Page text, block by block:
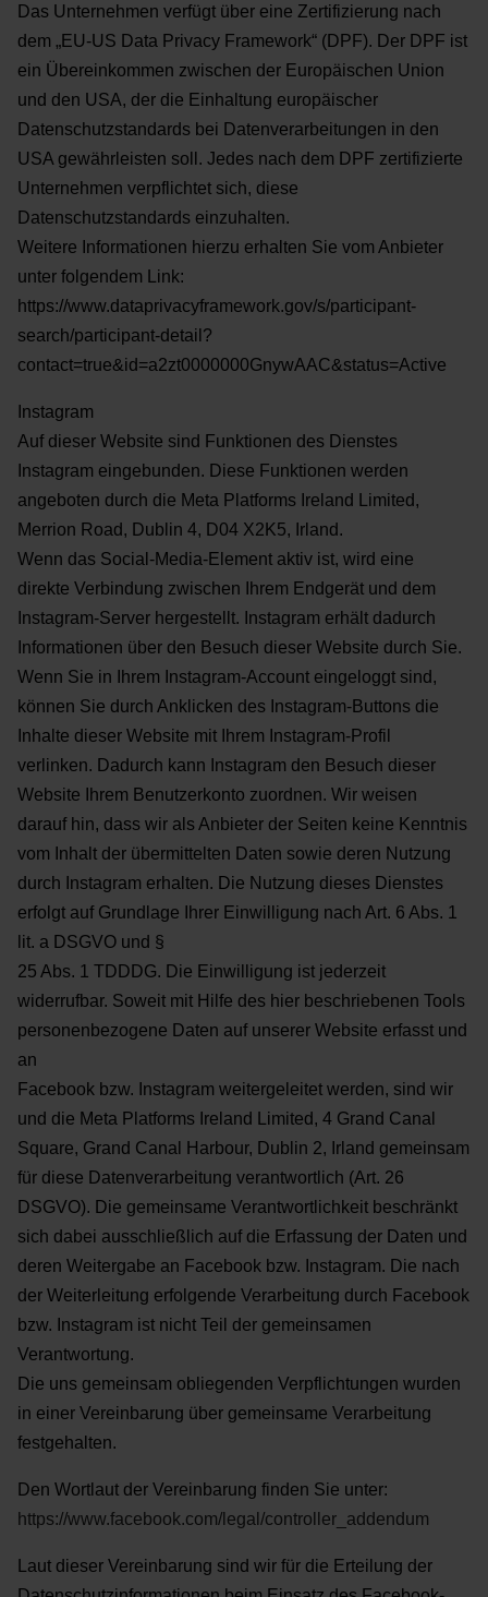
Das Unternehmen verfügt über eine Zertifizierung nach
dem „EU-US Data Privacy Framework“ (DPF). Der DPF ist
ein Übereinkommen zwischen der Europäischen Union
und den USA, der die Einhaltung europäischer
Datenschutzstandards bei Datenverarbeitungen in den
USA gewährleisten soll. Jedes nach dem DPF zertifizierte
Unternehmen verpflichtet sich, diese
Datenschutzstandards einzuhalten.
Weitere Informationen hierzu erhalten Sie vom Anbieter
unter folgendem Link:
https://www.dataprivacyframework.gov/s/participant-
search/participant-detail?
contact=true&id=a2zt0000000GnywAAC&status=Active
Instagram
Auf dieser Website sind Funktionen des Dienstes
Instagram eingebunden. Diese Funktionen werden
angeboten durch die Meta Platforms Ireland Limited,
Merrion Road, Dublin 4, D04 X2K5, Irland.
Wenn das Social-Media-Element aktiv ist, wird eine
direkte Verbindung zwischen Ihrem Endgerät und dem
Instagram-Server hergestellt. Instagram erhält dadurch
Informationen über den Besuch dieser Website durch Sie.
Wenn Sie in Ihrem Instagram-Account eingeloggt sind,
können Sie durch Anklicken des Instagram-Buttons die
Inhalte dieser Website mit Ihrem Instagram-Profil
verlinken. Dadurch kann Instagram den Besuch dieser
Website Ihrem Benutzerkonto zuordnen. Wir weisen
darauf hin, dass wir als Anbieter der Seiten keine Kenntnis
vom Inhalt der übermittelten Daten sowie deren Nutzung
durch Instagram erhalten. Die Nutzung dieses Dienstes
erfolgt auf Grundlage Ihrer Einwilligung nach Art. 6 Abs. 1
lit. a DSGVO und §
25 Abs. 1 TDDDG. Die Einwilligung ist jederzeit
widerrufbar. Soweit mit Hilfe des hier beschriebenen Tools
personenbezogene Daten auf unserer Website erfasst und
an
Facebook bzw. Instagram weitergeleitet werden, sind wir
und die Meta Platforms Ireland Limited, 4 Grand Canal
Square, Grand Canal Harbour, Dublin 2, Irland gemeinsam
für diese Datenverarbeitung verantwortlich (Art. 26
DSGVO). Die gemeinsame Verantwortlichkeit beschränkt
sich dabei ausschließlich auf die Erfassung der Daten und
deren Weitergabe an Facebook bzw. Instagram. Die nach
der Weiterleitung erfolgende Verarbeitung durch Facebook
bzw. Instagram ist nicht Teil der gemeinsamen
Verantwortung.
Die uns gemeinsam obliegenden Verpflichtungen wurden
in einer Vereinbarung über gemeinsameVerarbeitung
festgehalten.
Den Wortlaut der Vereinbarung finden Sie unter:
https://www.facebook.com/legal/controller_addendum
Laut dieser Vereinbarung sind wir für die Erteilung der